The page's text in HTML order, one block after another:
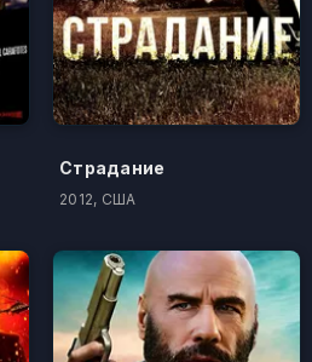
Страдание
2012, США